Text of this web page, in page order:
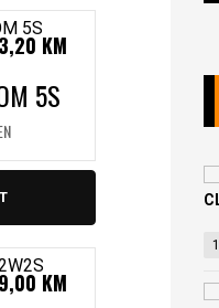
5S
KM
KM